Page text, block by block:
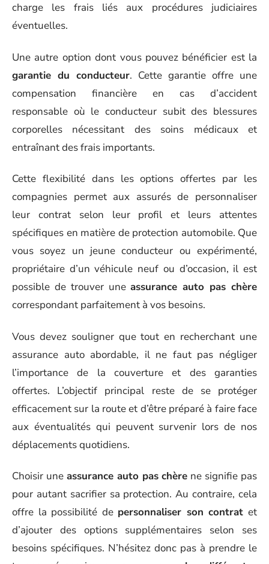
charge les frais liés aux procédures judiciaires
éventuelles.
Une autre option dont vous pouvez bénéficier est la
garantie du conducteur. Cette garantie offre une
compensation financière en cas d’accident
responsable où le conducteur subit des blessures
corporelles nécessitant des soins médicaux et
entraînant des frais importants.
Cette flexibilité dans les options offertes par les
compagnies permet aux assurés de personnaliser
leur contrat selon leur profil et leurs attentes
spécifiques en matière de protection automobile. Que
vous soyez un jeune conducteur ou expérimenté,
propriétaire d’un véhicule neuf ou d’occasion, il est
possible de trouver uneassurance auto pas chère
correspondant parfaitement à vos besoins.
Vous devez souligner que tout en recherchant une
assurance auto abordable, il ne faut pas négliger
l’importance de la couverture et des garanties
offertes. L’objectif principal reste de se protéger
efficacement sur la route et d’être préparé à faire face
aux éventualités qui peuvent survenir lors de nos
déplacements quotidiens.
Choisir une assurance auto pas chère ne signifie pas
pour autant sacrifier sa protection. Au contraire, cela
offre la possibilité de personnaliser son contrat et
d’ajouter des options supplémentaires selon ses
besoins spécifiques. N’hésitez donc pas à prendre le